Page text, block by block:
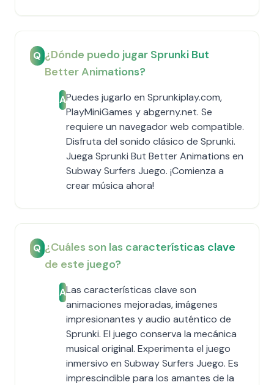
Q ¿Dónde puedo jugar Sprunki But
Better Animations?
APuedes jugarlo en Sprunkiplay.com,
PlayMiniGames y abgerny.net. Se
requiere un navegador web compatible.
Disfruta del sonido clásico de Sprunki.
Juega Sprunki But Better Animations en
Subway Surfers Juego. ¡Comienza a
crear música ahora!
Q ¿Cuáles son las características clave
de este juego?
ALas características clave son
animaciones mejoradas, imágenes
impresionantes y audio auténtico de
Sprunki. El juego conserva la mecánica
musical original. Experimenta el juego
inmersivo en Subway Surfers Juego. Es
imprescindible para los amantes de la